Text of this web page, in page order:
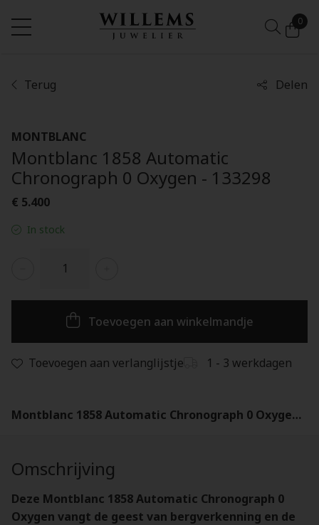
0
Terug Delen
MONTBLANC
Montblanc 1858 Automatic
Chronograph 0 Oxygen - 133298
€ 5.400
In stock
Toevoegen aan winkelmandje
Toevoegen aan verlanglijstje 1 - 3 werkdagen
Montblanc 1858 Automatic Chronograph 0 Oxygen - 133298
Omschrijving
Deze Montblanc 1858 Automatic Chronograph 0
Oxygen vangt de geest van bergverkenning en de